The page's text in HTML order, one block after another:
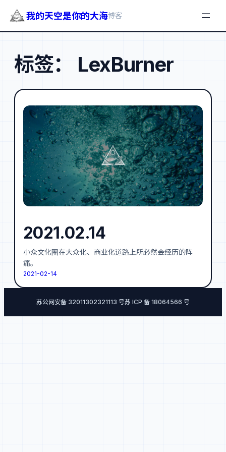
我的天空是你的大海博客
标签： LexBurner
2021.02.14
小众文化圈在大众化、商业化道路上所必然会经历的阵
痛。
2021-02-14
苏公网安备 32011302321113 号苏 ICP 备 18064566 号